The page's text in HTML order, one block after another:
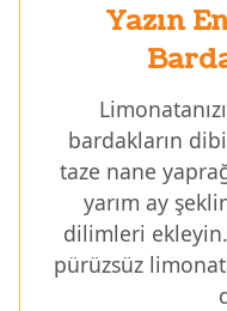
Yazın
bardakların
taze nane
yarım ay
dilimleri ekleyin.
pürüzsüz